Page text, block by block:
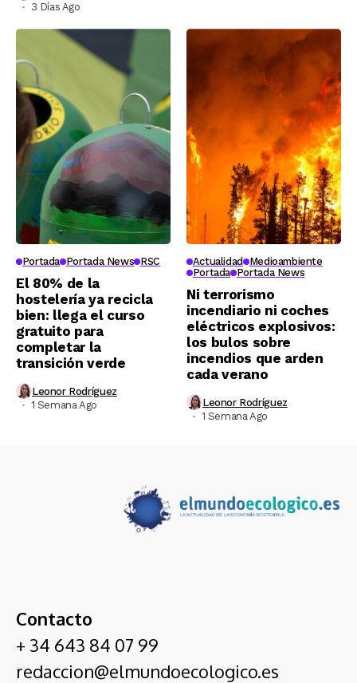
3 Días Ago
Portada Portada News RSC
El 80% de la
hostelería ya recicla
bien: llega el curso
gratuito para
completar la
transición verde
Leonor Rodríguez
1 Semana Ago
Actualidad
Medioambiente
Portada Portada News
Ni terrorismo
incendiario ni coches
eléctricos explosivos:
los bulos sobre
incendios que arden
cada verano
Leonor Rodríguez
1 Semana Ago
Contacto
+ 34 643 84 07 99
redaccion@elmundoecologico.es